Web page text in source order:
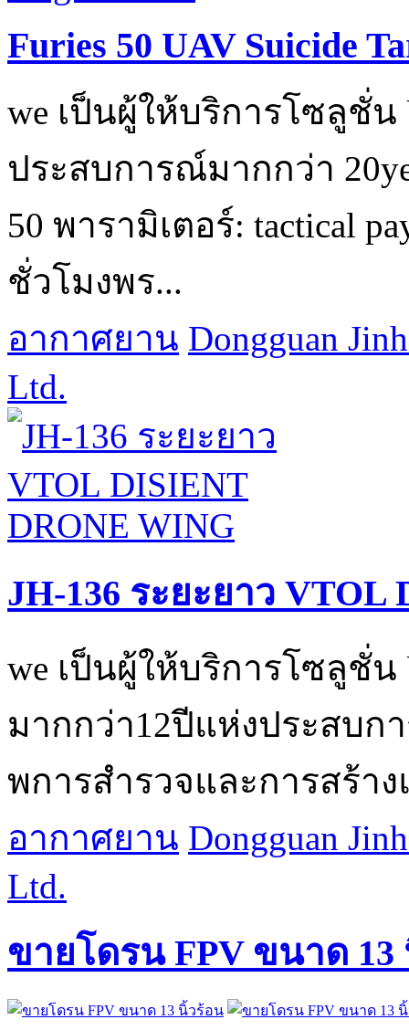
Furies 50 UAV Suicide
we เป็นผู้ให้บริการโซลูชั่
ประสบการณ์มากกว่า
50 พารามิเตอร์: tactical
ชั่วโมงพร...
อากาศยาน Dongguan
Ltd.
JH-136 ระยะยาว VTOL
we เป็นผู้ให้บริการโซลูชั่
มากกว่า12ปีแห่งประสบ
พการสำรวจและการสร้า
อากาศยาน Dongguan
Ltd.
ขายโดรน FPV ขนาด 13